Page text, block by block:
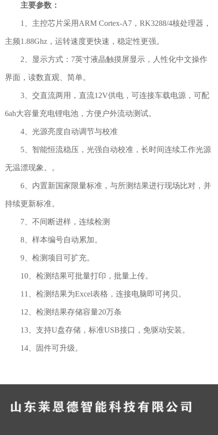
主要参数：
1、主控芯片采用ARM Cortex-A7，RK3288/4核处理器，
主频1.88Ghz，运转速度更快速，稳定性更强。
2、显示方式：7英寸液晶触摸屏显示，人性化中文操作
界面，读数直观、简单。
3、交直流两用，直流12V供电，可连接车载电源，可配
6ah大容量充电锂电池，方便户外流动测试。
4、光源亮度自动调节与校准
5、智能恒流稳压，光强自动校准，长时间连续工作光源
无温漂现象。。
6、内置新国家限量标准，与所测结果进行现场比对，并
持续更新标准。
7、不间断进样，连续检测
8、样本编号自动累加。
9、检测项目可扩充。
10、检测结果可批量打印，批量上传。
11、检测结果为Excel表格，连接电脑即可拷贝。
12、检测结果存储容量20万条
13、支持U盘存储，标准USB接口，免驱动安装。
14、固件可升级。